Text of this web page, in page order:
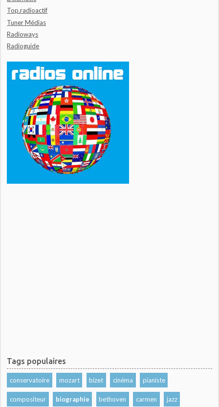
Top.radioactif
Tuner Médias
Radioways
Radioguide
Tags populaires
conservatoire mozart bizet cinéma pianiste
compositeur biographie bethoven carmen jazz